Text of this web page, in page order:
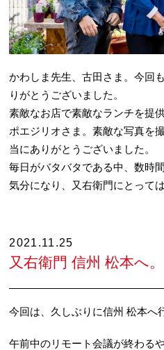
かわしま先生、古田さま。今回
りがとうございました。
素敵なお店で素敵なランチを提
ポエジリオさま。素敵な写真を
当にありがとうございました。
毎日がバタバタである中、数時
気分になり、又右衛門にとって
2021.11.25
又右衛門 信州 松本へ。
今回は、久しぶりに信州 松本へ
午前中のリモート会議が終わる